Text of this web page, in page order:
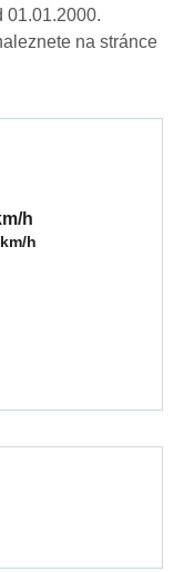
01.01.2000.
na stránce
h
h